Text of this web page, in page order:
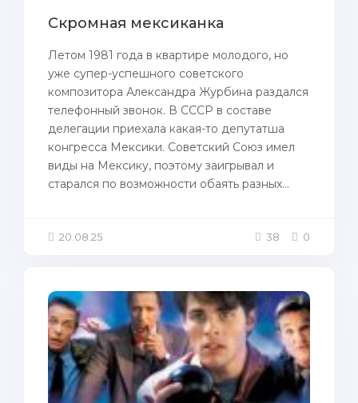
Скромная мексиканка
Летом 1981 года в квартире молодого, но
уже супер-успешного советского
композитора Александра Журбина раздался
телефонный звонок. В СССР в составе
делегации приехала какая-то депутатша
конгресса Мексики. Советский Союз имел
виды на Мексику, поэтому заигрывал и
старался по возможности обаять разных...
20.08.25 38 0